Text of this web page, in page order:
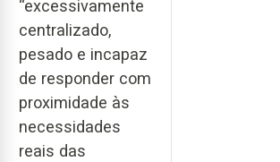
“excessivamente
centralizado,
pesado e incapaz
de responder com
proximidade às
necessidades
reais das